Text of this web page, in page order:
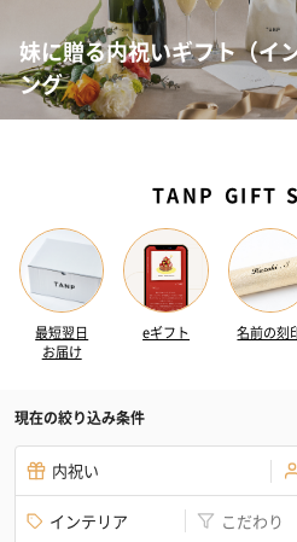
妹に贈る内祝いギフト（イ
ング
TANP GIFT
最短翌日
お届け
eギフト 名前の刻
現在の絞り込み条件
内祝い
インテリア こだわり